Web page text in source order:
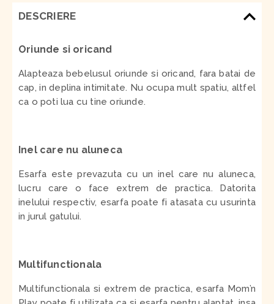
DESCRIERE
Oriunde si oricand
Alapteaza bebelusul oriunde si oricand, fara batai de
cap, in deplina intimitate. Nu ocupa mult spatiu, altfel
ca o poti lua cu tine oriunde.
Inel care nu aluneca
Esarfa este prevazuta cu un inel care nu aluneca,
lucru care o face extrem de practica. Datorita
inelului respectiv, esarfa poate fi atasata cu usurinta
in jurul gatului.
Multifunctionala
Multifunctionala si extrem de practica, esarfa Mom’n